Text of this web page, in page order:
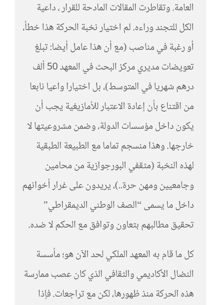
العامة. وتقاطرت المقالات المادحة للقرار ، داعية
الكل للتجند وراءه. لم اختيار نخبة الحركة هذا خطأ،
أو رغبة في مناصب (مع أن هذا عامل أيضا: تبلغ
تعويضات مديري مركز البحث في المعهد 50 ألف
درهم شهريا في المتوسط)، بل اختيارا واعيا نابعا
من اقتناع بأن إعادة الاعتبار للأمازيغية يجب أن
يكون داخل مؤسسات الدولة، وضمن مشروعيتها لا
خارجها. وهذا منسجم تماما مع الطبيعة الطبقية
لهذه النخبة (مثقفي البورجوازية من محامين
وجامعيين ومهن حرة..)، يريدون على غرار أخوانهم
داخل ما يسمى “الصف الوطني الديمقراطي”
تحقيق مطالبهم بتعاون وتوافق مع الحكم لا ضده.
كل ما قام به المعهد الملكي لحد الآن هو؛ مأسسة
النضال الأكاديمي والثقافي الذي كان عصب ممارسة
هذه الحركة منذ ظهورها، لكن مع تراجعات. فإذا